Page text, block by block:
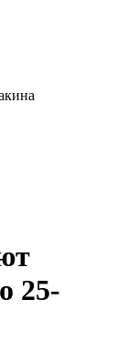
25-